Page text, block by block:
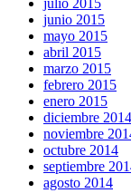
julio 2015
junio 2015
mayo 2015
abril 2015
marzo 2015
febrero 2015
enero 2015
diciembre 2014
noviembre
octubre 2014
septiembre
agosto 2014